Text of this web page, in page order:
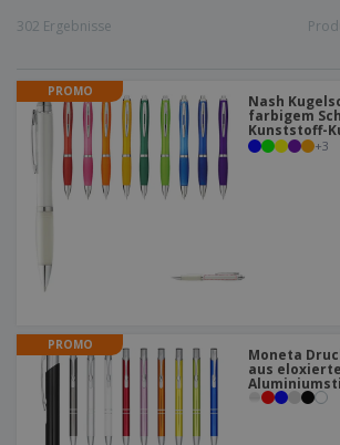
302 Ergebnisse
PROMO
Nash
farbigem
Kunststoff-
+3
PROMO
Moneta
aus